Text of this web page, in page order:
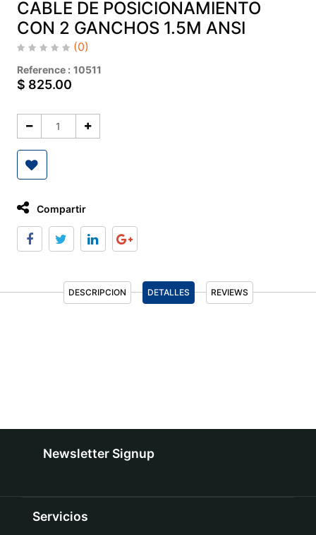
CABLE DE POSICIONAMIENTO
CON 2 GANCHOS 1.5M ANSI
(0)
Reference : 10511
$ 825.00
Compartir
DESCRIPCION DETALLES REVIEWS
Newsletter Signup
Servicios